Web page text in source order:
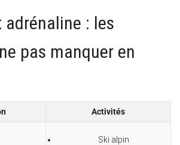
adrénaline : les
pas manquer en
Activités
Ski alpin